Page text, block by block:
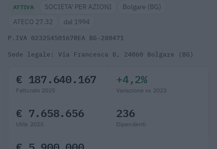
ATTIVA SOCIETA' PER AZIONI
Bolgare (BG)
ATECO 27.32
dal 1994
P.IVA 02325450167REA BG-280471
Sede legale: Via Francesca 8, 24060 Bolgare (BG)
€ 187.640.167
Fatturato 2025
+4,2%
Variazione vs 2023
€ 7.658.656
Utile 2025
236
Dipendenti